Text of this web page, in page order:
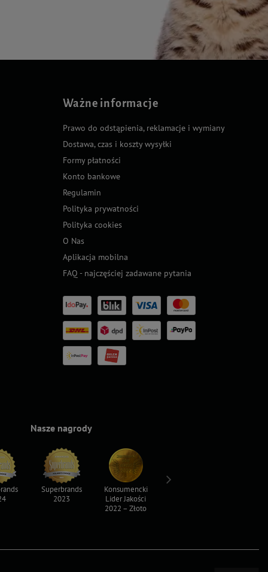
Ważne informacje
Prawo do odstąpienia, reklamacje i wymiany
Dostawa, czas i koszty wysyłki
Formy płatności
Konto bankowe
Regulamin
Polityka prywatności
Polityka cookies
O Nas
Aplikacja mobilna
FAQ - najczęściej zadawane pytania
Nasze nagrody
Superbrands
2023
Konsumencki
Lider Jakości
2022 – Złoto